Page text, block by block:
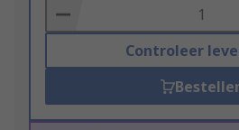
Basket
Controleer